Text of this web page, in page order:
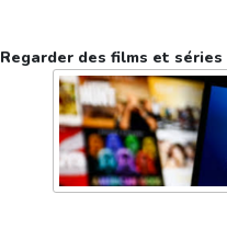
Regarder des films et séries